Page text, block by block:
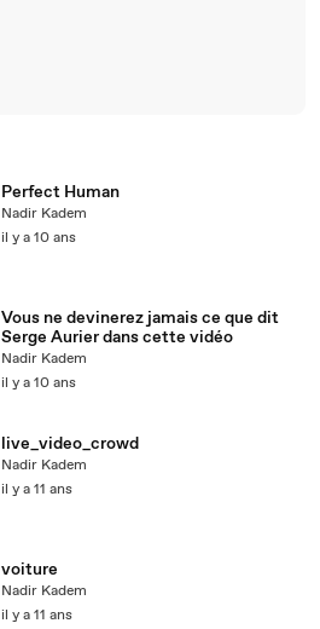
Perfect Human
Nadir Kadem
il y a 10 ans
Vous ne devinerez jamais ce que dit
Serge Aurier dans cette vidéo
Nadir Kadem
il y a 10 ans
live_video_crowd
Nadir Kadem
il y a 11 ans
voiture
Nadir Kadem
il y a 11 ans